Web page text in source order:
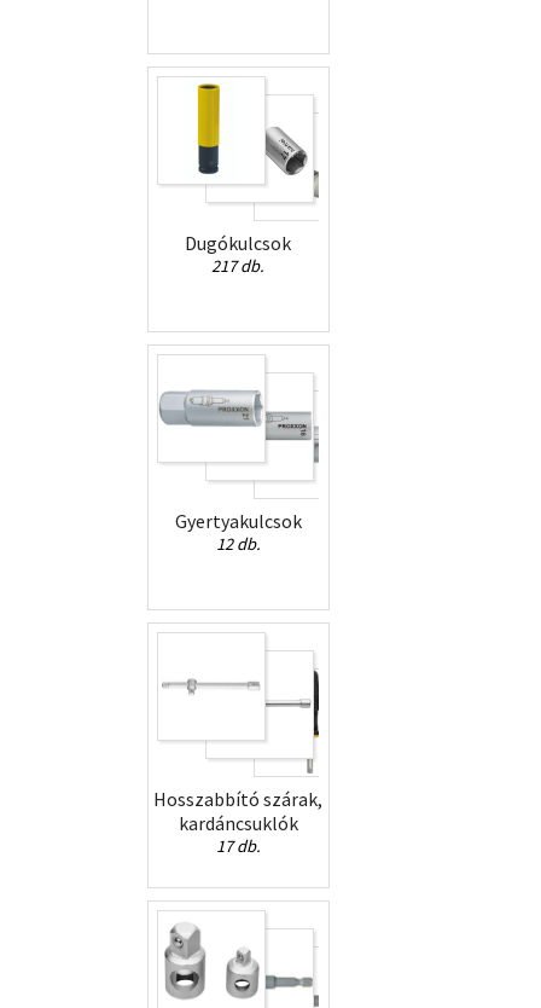
Dugókulcsok
217 db.
Gyertyakulcsok
12 db.
Hosszabbító szárak,
kardáncsuklók
17 db.